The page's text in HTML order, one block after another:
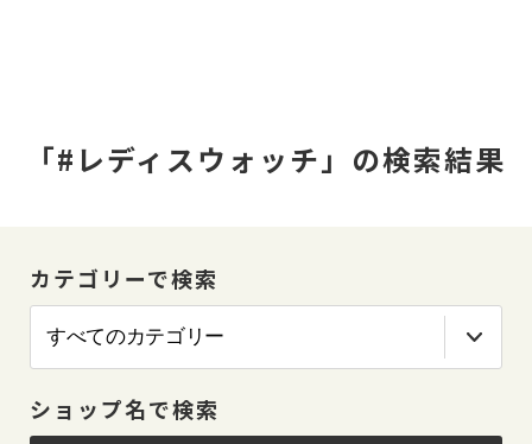
「#レディスウォッチ」の検索結果
カテゴリーで検索
ショップ名で検索